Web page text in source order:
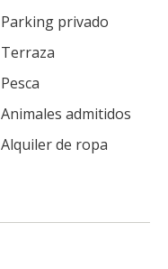
Parking privado
Terraza
Pesca
Animales admitidos
Alquiler de ropa